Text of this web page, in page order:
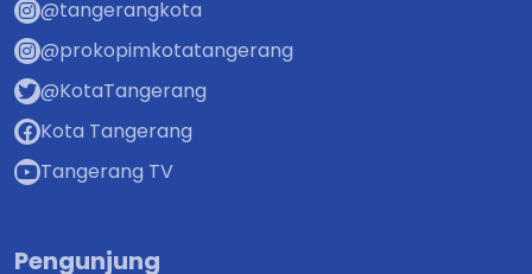
@tangerangkota
@prokopimkotatangerang
@KotaTangerang
Kota Tangerang
Tangerang TV
Pengunjung